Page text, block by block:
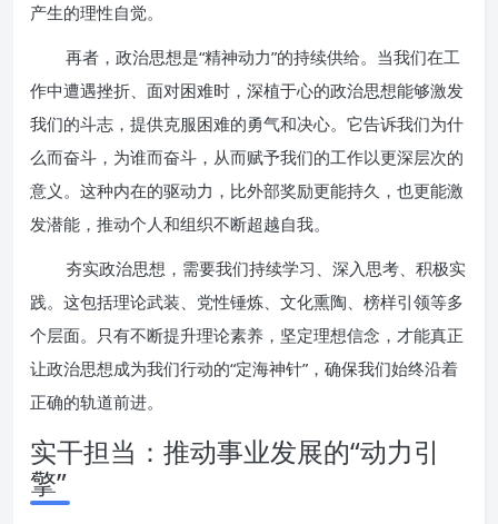
产生的理性自觉。
再者，政治思想是“精神动力”的持续供给。当我们在工
作中遭遇挫折、面对困难时，深植于心的政治思想能够激发
我们的斗志，提供克服困难的勇气和决心。它告诉我们为什
么而奋斗，为谁而奋斗，从而赋予我们的工作以更深层次的
意义。这种内在的驱动力，比外部奖励更能持久，也更能激
发潜能，推动个人和组织不断超越自我。
夯实政治思想，需要我们持续学习、深入思考、积极实
践。这包括理论武装、党性锤炼、文化熏陶、榜样引领等多
个层面。只有不断提升理论素养，坚定理想信念，才能真正
让政治思想成为我们行动的“定海神针”，确保我们始终沿着
正确的轨道前进。
实干担当：推动事业发展的“动力引
擎”